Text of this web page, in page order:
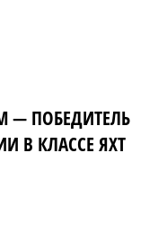
— ПОБЕДИТЕЛЬ
В КЛАССЕ ЯХТ